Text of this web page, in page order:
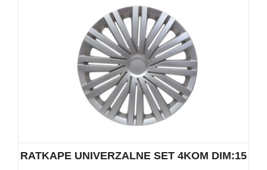
RATKAPE UNIVERZALNE SET 4KOM DIM:15